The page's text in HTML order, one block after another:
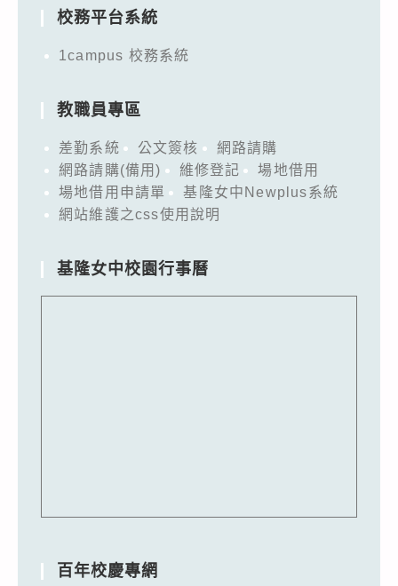
校務平台系統
1campus 校務系統
教職員專區
差勤系統 公文簽核
網路請購
網路請購(備用)
維修登記
場地借用
場地借用申請單
基隆女中Newplus系統
網站維護之css使用說明
基隆女中校園行事曆
百年校慶專網